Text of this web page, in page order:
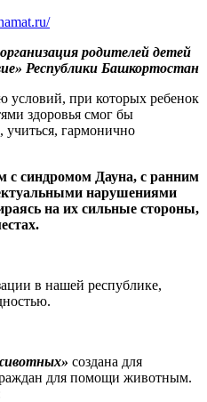
родителей детей
Республики Башкортостан
условий, при которых ребенок
здоровья смог бы
учиться, гармонично
с синдромом Дауна, с ранним
нарушениями
на их сильные стороны,
в нашей республике,
создана для
для помощи животным.